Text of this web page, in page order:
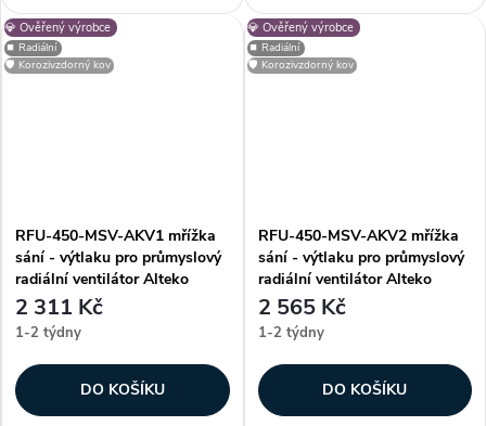
ventilátory řady RFU - 400.
Mřížka slouží jako ochranný
prvek, který zabrání vniknutí
ventilátory řady RFU - 400.
Mřížka slouží jako ochranný
prvek, který zabrání vniknutí
💎 Ověřený výrobce
⏹️ Radiální
🛡️ Korozivzdorný kov
RFU-450-MSV-AKV1 mřížka
sání - výtlaku pro průmyslový
radiální ventilátor Alteko
2 311 Kč
1-2 týdny
DO KOŠÍKU
💎 Ověřený výrobce
⏹️ Radiální
🛡️ Korozivzdorný kov
RFU-450-MSV-AKV2 mřížka
sání - výtlaku pro průmyslový
radiální ventilátor Alteko
2 565 Kč
1-2 týdny
DO KOŠÍKU